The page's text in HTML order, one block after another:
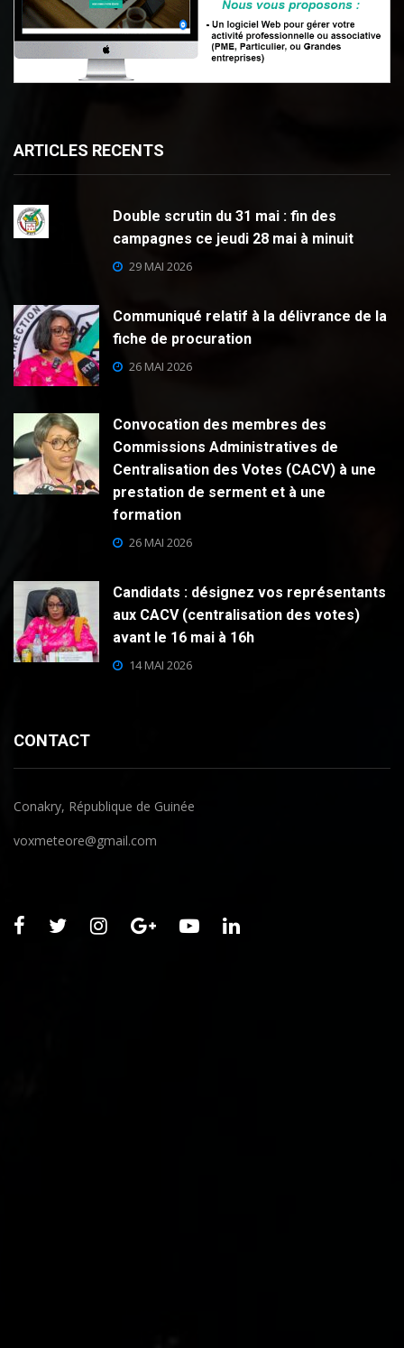
ARTICLES RECENTS
Double scrutin du 31 mai : fin des
campagnes ce jeudi 28 mai à minuit
29 MAI 2026
Communiqué relatif à la délivrance de la
fiche de procuration
26 MAI 2026
Convocation des membres des
Commissions Administratives de
Centralisation des Votes (CACV) à une
prestation de serment et à une
formation
26 MAI 2026
Candidats : désignez vos représentants
aux CACV (centralisation des votes)
avant le 16 mai à 16h
14 MAI 2026
CONTACT
Conakry, République de Guinée
voxmeteore@gmail.com